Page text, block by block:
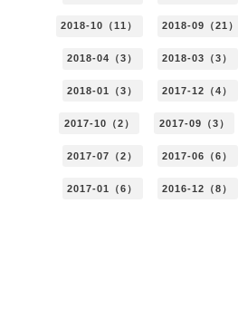
2018-10（11） 2018-09（21）
2018-04（3） 2018-03（3）
2018-01（3） 2017-12（4）
2017-10（2） 2017-09（3）
2017-07（2） 2017-06（6）
2017-01（6） 2016-12（8）